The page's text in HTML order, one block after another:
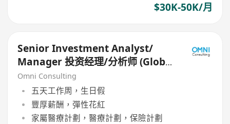
$30K-50K/月
Senior Investment Analyst/
Manager 投资经理/分析师 (Global
Equity focus)
Omni Consulting
五天工作周，生日假
豐厚薪酬，彈性花紅
家屬醫療計劃，醫療計劃，保險計劃